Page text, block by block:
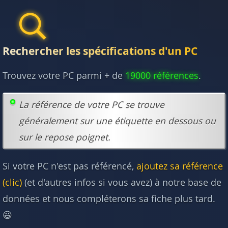
Rechercher les spécifications d'un PC
Trouvez votre PC parmi + de 19000 références.
La référence de votre PC se trouve
généralement sur une étiquette en dessous ou
sur le repose poignet.
Si votre PC n'est pas référencé, ajoutez sa référence
(clic) (et d'autres infos si vous avez) à notre base de
données et nous compléterons sa fiche plus tard.
😃